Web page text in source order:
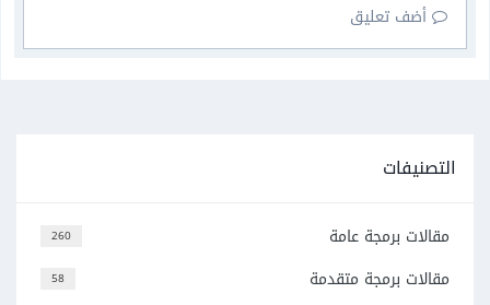
أضف تعليق
التصنيفات
260 مقالات برمجة عامة
58 مقالات برمجة متقدمة